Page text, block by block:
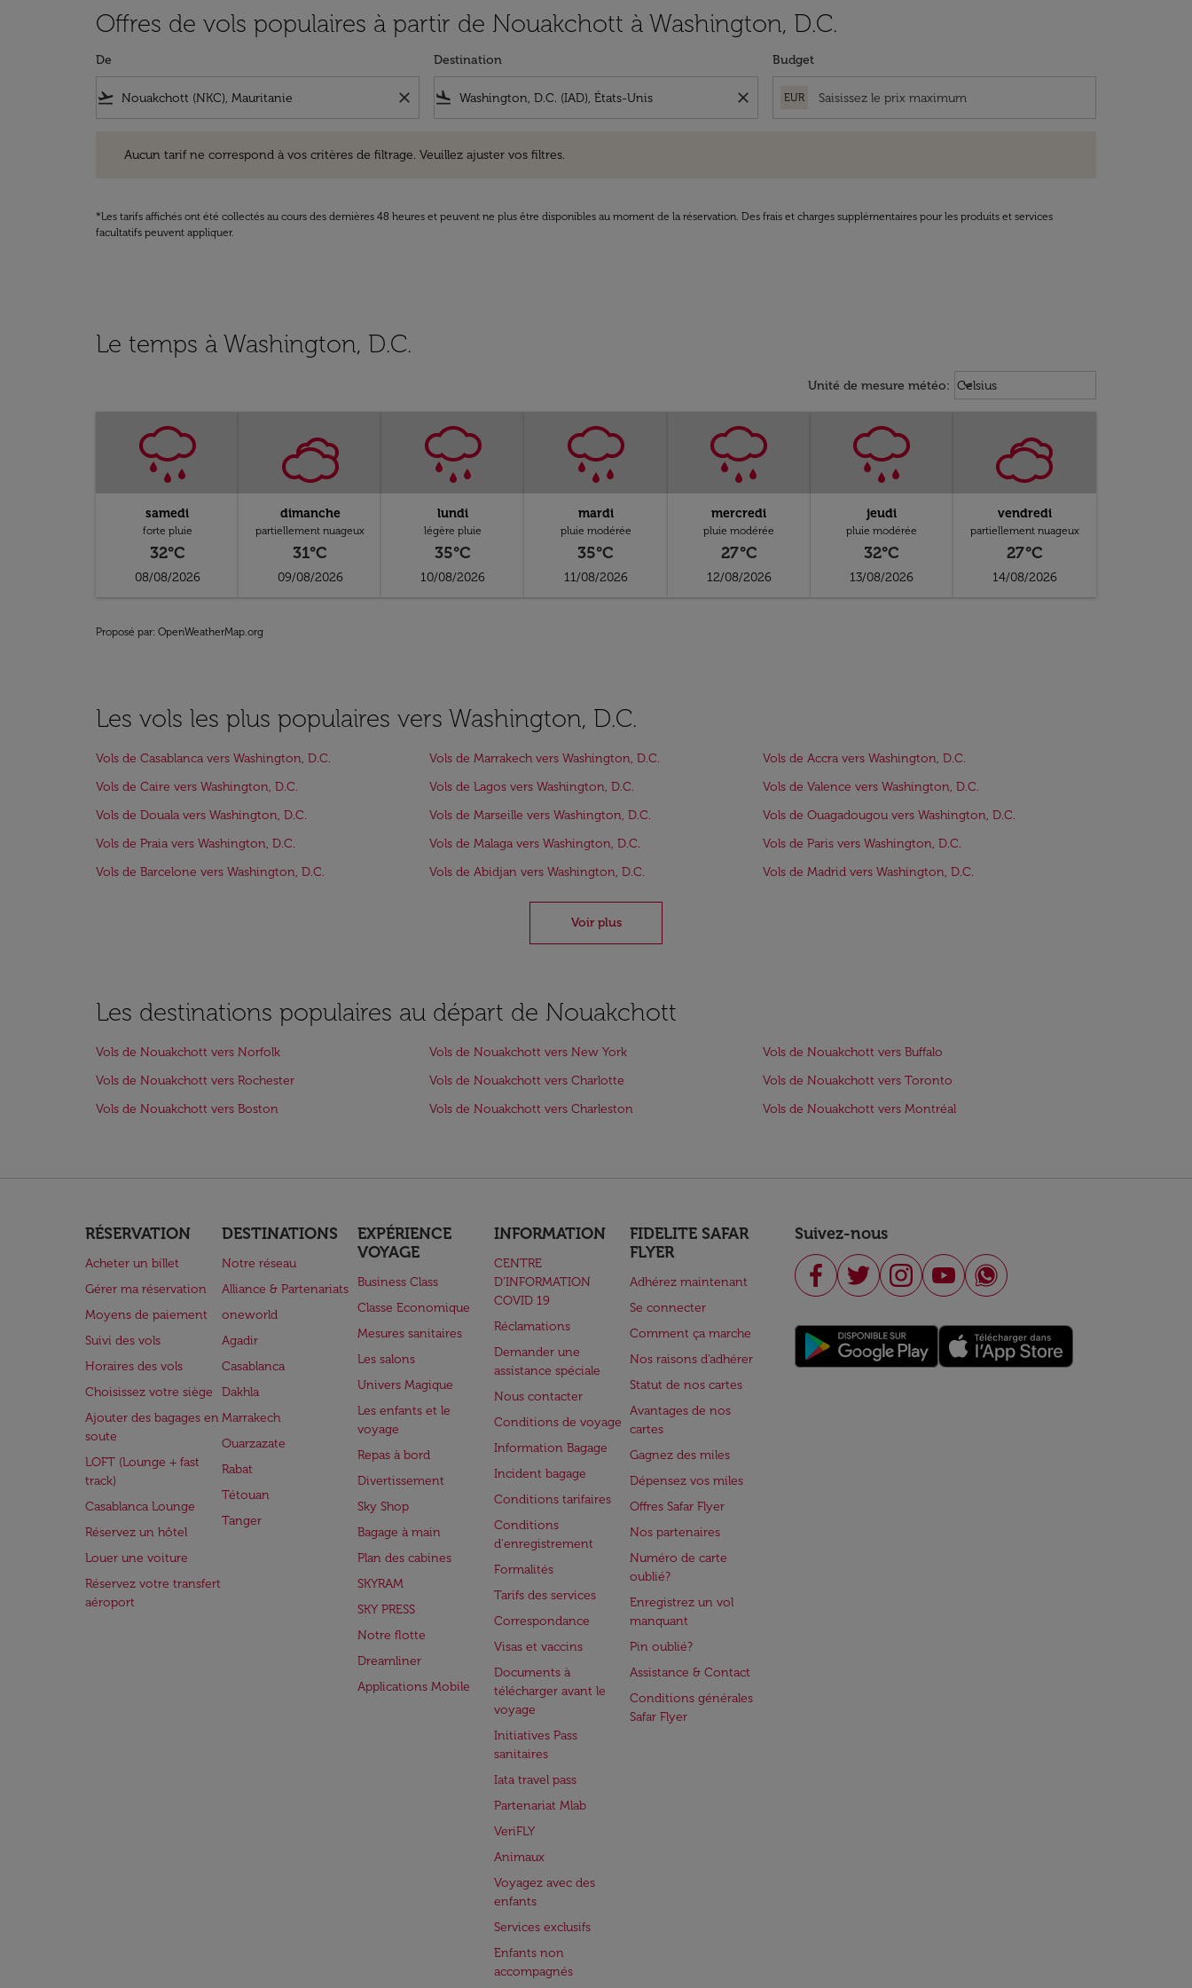
Offres de vols populaires à partir de Nouakchott à Washington, D.C.
De
flight_takeoff close
Destination
flight_land close
Budget
EUR
Aucun tarif ne correspond à vos critères de filtrage. Veuillez ajuster vos filtres.
*Les tarifs affichés ont été collectés au cours des dernières 48 heures et peuvent ne plus être disponibles au moment de la réservation. Des frais et charges supplémentaires pour les produits et services
facultatifs peuvent appliquer.
Le temps à Washington, D.C.
Unité de mesure météo: Weather unit option Celsius
Celsius
keyboard_arrow_down
samedi
forte pluie
32°C
08/08/2026
dimanche
partiellement nuageux
31°C
09/08/2026
lundi
légère pluie
35°C
10/08/2026
mardi
pluie modérée
35°C
11/08/2026
mercredi
pluie modérée
27°C
12/08/2026
jeudi
pluie modérée
32°C
13/08/2026
vendredi
partiellement nuageux
27°C
14/08/2026
Proposé par: OpenWeatherMap.org
Les vols les plus populaires vers Washington, D.C.
Vols de Casablanca vers Washington, D.C. Vols de Marrakech vers Washington, D.C.
Vols de Accra vers Washington, D.C.
Vols de Caire vers Washington, D.C.
Vols de Lagos vers Washington, D.C.
Vols de Valence vers Washington, D.C.
Vols de Douala vers Washington, D.C.
Vols de Marseille vers Washington, D.C.
Vols de Ouagadougou vers Washington, D.C.
Vols de Praia vers Washington, D.C.
Vols de Malaga vers Washington, D.C.
Vols de Paris vers Washington, D.C.
Vols de Barcelone vers Washington, D.C.
Vols de Abidjan vers Washington, D.C. Vols de Madrid vers Washington, D.C.
Voir plus
Les destinations populaires au départ de Nouakchott
Vols de Nouakchott vers Norfolk Vols de Nouakchott vers New York
Vols de Nouakchott vers Buffalo
Vols de Nouakchott vers Rochester
Vols de Nouakchott vers Charlotte
Vols de Nouakchott vers Toronto
Vols de Nouakchott vers Boston
Vols de Nouakchott vers Charleston Vols de Nouakchott vers Montréal
RÉSERVATION
Acheter un billet
Gérer ma réservation
Moyens de paiement
Suivi des vols
Horaires des vols
Choisissez votre siège
Ajouter des bagages en
soute
LOFT (Lounge + fast
track)
Casablanca Lounge
Réservez un hôtel
Louer une voiture
Réservez votre transfert
aéroport
DESTINATIONS
Notre réseau
Alliance & Partenariats
oneworld
Agadir
Casablanca
Dakhla
Marrakech
Ouarzazate
Rabat
Tétouan
Tanger
EXPÉRIENCE
VOYAGE
Business Class
Classe Economique
Mesures sanitaires
Les salons
Univers Magique
Les enfants et le
voyage
Repas à bord
Divertissement
Sky Shop
Bagage à main
Plan des cabines
SKYRAM
SKY PRESS
Notre flotte
Dreamliner
Applications Mobile
INFORMATION
CENTRE
D’INFORMATION
COVID 19
Réclamations
Demander une
assistance spéciale
Nous contacter
Conditions de voyage
Information Bagage
Incident bagage
Conditions tarifaires
Conditions
d'enregistrement
Formalités
Tarifs des services
Correspondance
Visas et vaccins
Documents à
télécharger avant le
voyage
Initiatives Pass
sanitaires
Iata travel pass
Partenariat Mlab
VeriFLY
Animaux
Voyagez avec des
enfants
Services exclusifs
Enfants non
accompagnés
FIDELITE SAFAR
FLYER
Adhérez maintenant
Se connecter
Comment ça marche
Nos raisons d'adhérer
Statut de nos cartes
Avantages de nos
cartes
Gagnez des miles
Dépensez vos miles
Offres Safar Flyer
Nos partenaires
Numéro de carte
oublié?
Enregistrez un vol
manquant
Pin oublié?
Assistance & Contact
Conditions générales
Safar Flyer
Suivez-nous